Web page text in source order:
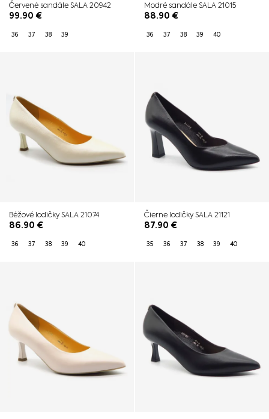
Červené sandále SALA 20942
99.90 €
36 37 38 39
Modré sandále SALA 21015
88.90 €
36 37 38 39 40
Béžové lodičky SALA 21074
86.90 €
36 37 38 39 40
Čierne lodičky SALA 21121
87.90 €
35 36 37 38 39 40